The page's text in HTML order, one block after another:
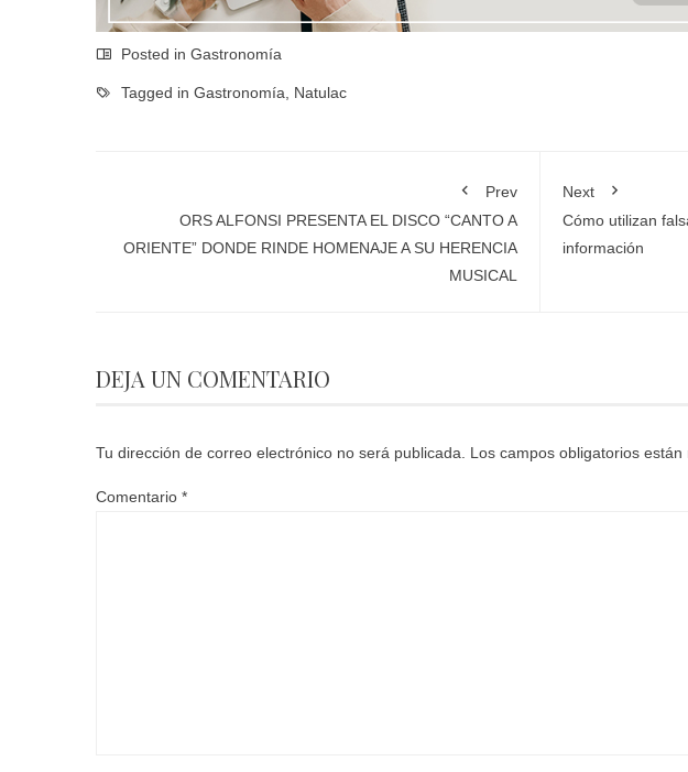
Posted in Gastronomía
Tagged in Gastronomía Natulac
Prev
ORS ALFONSI PRESENTA EL DISCO “CANTO A
ORIENTE” DONDE RINDE HOMENAJE A SU HERENCIA
MUSICAL
Next
Cómo utilizan
información
DEJA UN COMENTARIO
Tu dirección de correo electrónico no será publicada. Los campos obligatorios están
Comentario *